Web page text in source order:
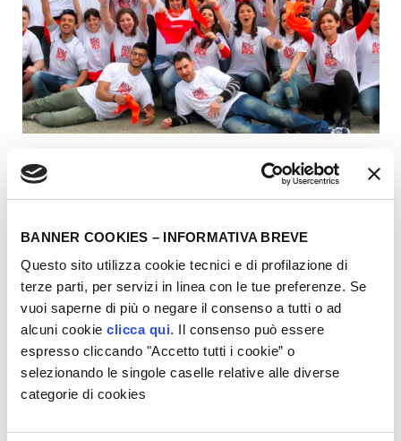
BANNER COOKIES – INFORMATIVA BREVE
Questo sito utilizza cookie tecnici e di profilazione di
terze parti, per servizi in linea con le tue preferenze. Se
vuoi saperne di più o negare il consenso a tutti o ad
alcuni cookie clicca qui. Il consenso può essere
espresso cliccando "Accetto tutti i cookie” o
selezionando le singole caselle relative alle diverse
categorie di cookies
I PROTAGONISTI
desideranocambiare in megliol’esperienza delle persone
con sclerosi multipla per raggiungere una
vita
soddisfacente
inclusione sociale
impegno nasce dal desiderio di costruire qualcosa di
concreto e duraturo. Gli “Young” seguono numerosi
progetti rivolti alle personecon sclerosi multipla, per
fornire informazioni su come affrontare la SM, su come
affermare i loro diritti, su come usufruire delleattività
associativemesse a loro disposizione.